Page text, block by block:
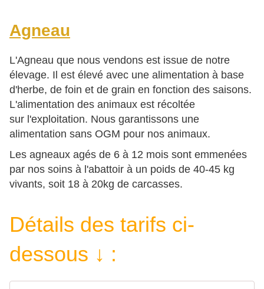
Agneau
L'Agneau que nous vendons est issue de notre
élevage. Il est élevé avec une alimentation à base
d'herbe, de foin et de grain en fonction des saisons.
L'alimentation des animaux est récoltée
sur l'exploitation. Nous garantissons une
alimentation sans OGM pour nos animaux.
Les agneaux agés de 6 à 12 mois sont emmenées
par nos soins à l'abattoir à un poids de 40-45 kg
vivants, soit 18 à 20kg de carcasses.
Détails des tarifs ci-
dessous ↓ :